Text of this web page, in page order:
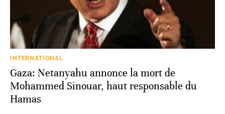
INTERNATIONAL
Gaza: Netanyahu annonce la mort de
Mohammed Sinouar, haut responsable du
Hamas